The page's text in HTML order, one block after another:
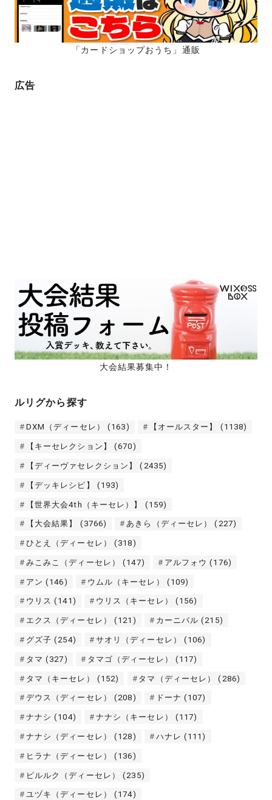
送
り
「カードショップおうち」通販
広告
大会結果募集中！
ルリグから探す
DXM（ディーセレ） (163) 【オールスター】 (1138)
【キーセレクション】 (670)
【ディーヴァセレクション】 (2435)
【デッキレシピ】 (193)
【世界大会4th（キーセレ）】 (159)
【大会結果】 (3766) あきら（ディーセレ） (227)
ひとえ（ディーセレ） (318)
みこみこ（ディーセレ） (147) アルフォウ (176)
アン (146) ウムル（キーセレ） (109)
ウリス (141) ウリス（キーセレ） (156)
エクス（ディーセレ） (121) カーニバル (215)
グズ子 (254) サオリ（ディーセレ） (106)
タマ (327) タマゴ（ディーセレ） (117)
タマ（キーセレ） (152) タマ（ディーセレ） (286)
デウス（ディーセレ） (208) ドーナ (107)
ナナシ (104) ナナシ（キーセレ） (117)
ナナシ（ディーセレ） (128) ハナレ (111)
ヒラナ（ディーセレ） (136)
ピルルク（ディーセレ） (235)
ユヅキ（ディーセレ） (174)